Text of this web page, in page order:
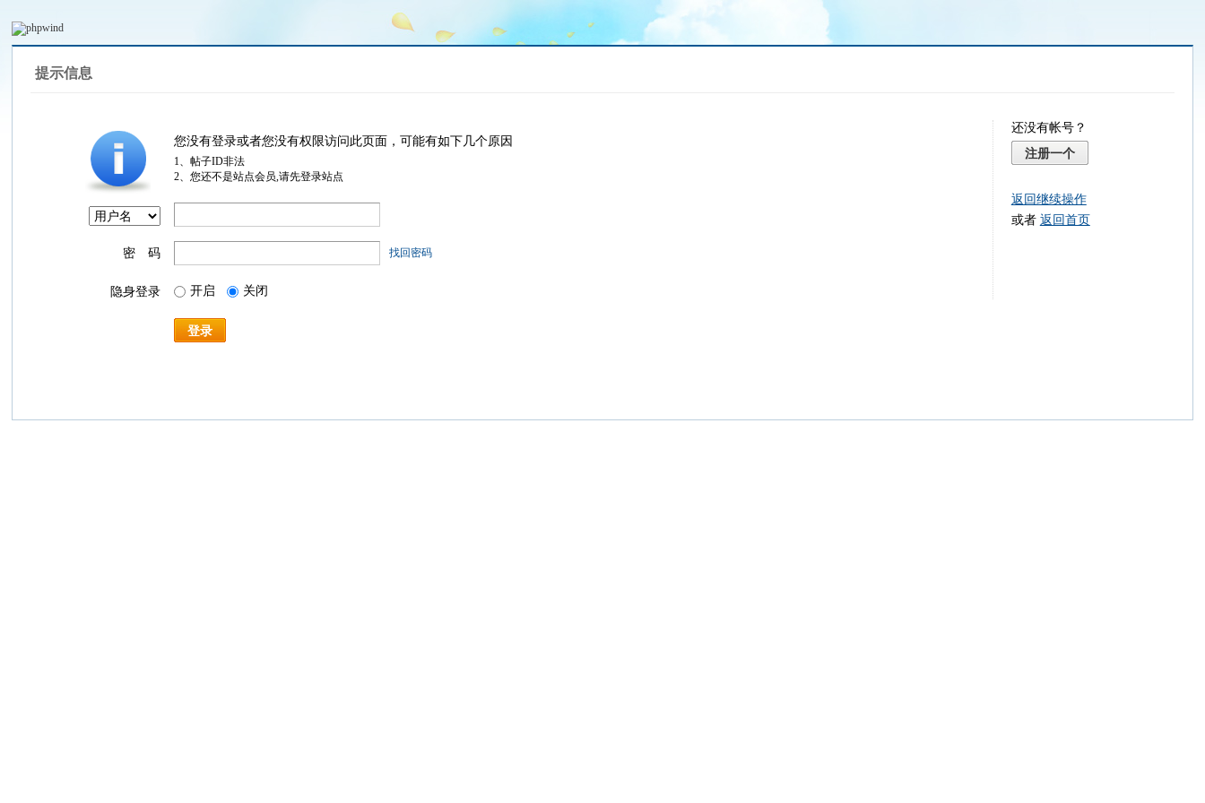
提示信息
您没有登录或者您没有权限访问此页面，可能有如下几个原因
1、帖子ID非法
2、您还不是站点会员,请先登录站点
密 码 找回密码
隐身登录 开启 关闭
登录
还没有帐号？
注册一个
返回继续操作
或者 返回首页